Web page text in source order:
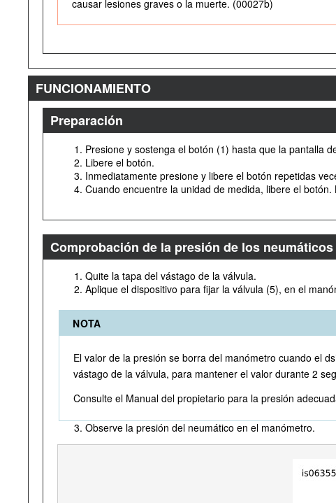
causar lesiones graves o la muerte. (00027b)
FUNCIONAMIENTO
Preparación
Presione y sostenga el botón (1) hasta que la pantalla
Libere el botón.
Inmediatamente presione y libere el botón repetidas
Cuando encuentre la unidad de medida, libere el
Comprobación de la presión de los neumáticos
Quite la tapa del vástago de la válvula.
Aplique el dispositivo para fijar la válvula (5), en el
NOTA
El valor de la presión se borra del manómetro cuando el
vástago de la válvula, para mantener el valor durante 2
Consulte el Manual del propietario para la presión
Observe la presión del neumático en el manómetro.